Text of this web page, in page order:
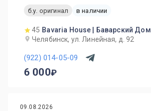
б.у. оригинал
в наличии
45 Bavaria House | Баварский Дом
Челябинск, ул. Линейная, д. 92
(922) 014-05-09
6 000
09.08.2026